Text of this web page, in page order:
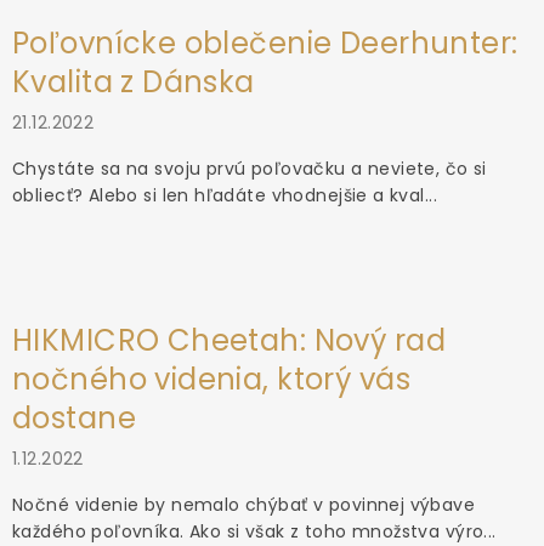
Poľovnícke oblečenie Deerhunter:
Kvalita z Dánska
21.12.2022
Chystáte sa na svoju prvú poľovačku a neviete, čo si
obliecť? Alebo si len hľadáte vhodnejšie a kval...
HIKMICRO Cheetah: Nový rad
nočného videnia, ktorý vás
dostane
1.12.2022
Nočné videnie by nemalo chýbať v povinnej výbave
každého poľovníka. Ako si však z toho množstva výro...